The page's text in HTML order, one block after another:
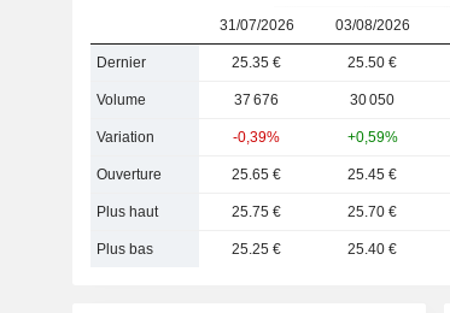
31/07/2026 03/08/2026
Dernier 25.35 € 25.50 €
Volume 37 676 30 050
Variation -0,39% +0,59%
Ouverture 25.65 € 25.45 €
Plus haut 25.75 € 25.70 €
Plus bas 25.25 € 25.40 €